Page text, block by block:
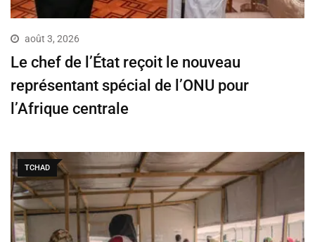
août 3, 2026
Le chef de l’État reçoit le nouveau
représentant spécial de l’ONU pour
l’Afrique centrale
TCHAD